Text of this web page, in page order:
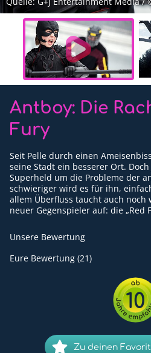
Für Erwachsene
Redaktion
Downloads
Presse
Kontakt
Impressum
Datenschutzerklärung
Antboy: Die
Fury
Seit Pelle durch einen
seine Stadt ein besserer Ort.
Superheld um die Probleme der
schwieriger wird es für ihn,
allem Überfluss taucht auch noch
neuer Gegenspieler auf: die „Red
Unsere Bewertung
Eure Bewertung (21)
10
Zu deinen